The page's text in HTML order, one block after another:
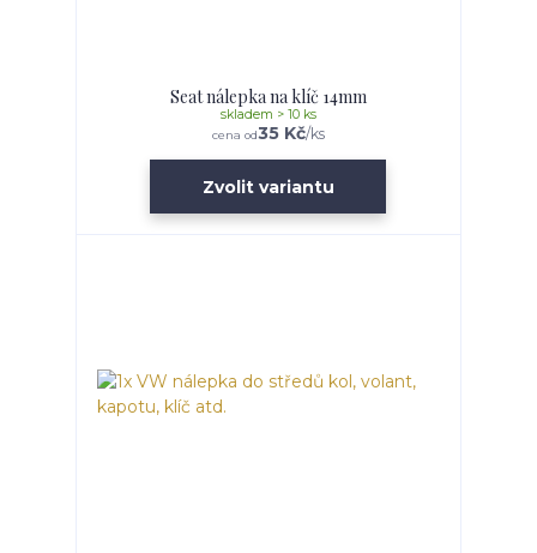
Seat nálepka na klíč 14mm
cena od35 Kč/ks
skladem > 10 ks
Zvolit variantu